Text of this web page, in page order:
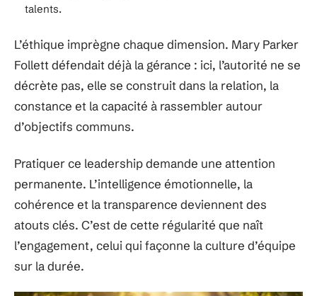
talents.
L’éthique imprègne chaque dimension. Mary Parker
Follett défendait déjà la gérance : ici, l’autorité ne se
décrète pas, elle se construit dans la relation, la
constance et la capacité à rassembler autour
d’objectifs communs.
Pratiquer ce leadership demande une attention
permanente. L’intelligence émotionnelle, la
cohérence et la transparence deviennent des
atouts clés. C’est de cette régularité que naît
l’engagement, celui qui façonne la culture d’équipe
sur la durée.